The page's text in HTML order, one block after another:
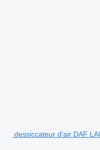
dessiccateur d'air DAF